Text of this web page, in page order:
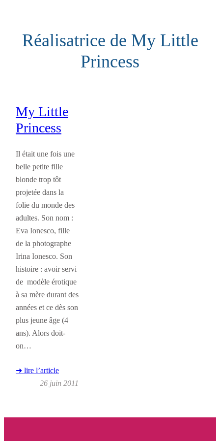
contenuRéalisatrice de My Little
Princess
My Little
Princess
Il était une fois une
belle petite fille
blonde trop tôt
projetée dans la
folie du monde des
adultes. Son nom :
Eva Ionesco, fille
de la photographe
Irina Ionesco. Son
histoire : avoir servi
de modèle érotique
à sa mère durant des
années et ce dès son
plus jeune âge (4
ans). Alors doit-
on…
➜ lire l’article
26 juin 2011